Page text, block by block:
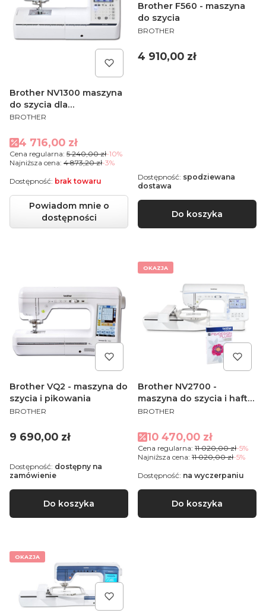
Brother NV1300 maszyna
do szycia dla
zawodowców
PRODUCENT
BROTHER
Cena promocyjna
4 716,00 zł
Cena regularna: 5 240,00 zł-10%
Najniższa cena: 4 873,20 zł-3%
Powiadom mnie o
dostępności
Dostępność: brak towaru
Brother F560 - maszyna
do szycia
PRODUCENT
BROTHER
Cena
4 910,00 zł
Do koszyka
Dostępność: spodziewana
dostawa
Brother VQ2 - maszyna do
szycia i pikowania
PRODUCENT
BROTHER
Cena
9 690,00 zł
Do koszyka
Dostępność: dostępny na
zamówienie
OKAZJA
Brother NV2700 -
maszyna do szycia i haftu
+ PEDESIGN PLUS 2
PRODUCENT
BROTHER
Cena promocyjna
10 470,00 zł
Cena regularna: 11 020,00 zł-5%
Najniższa cena: 11 020,00 zł-5%
Do koszyka
Dostępność: na wyczerpaniu
OKAZJA